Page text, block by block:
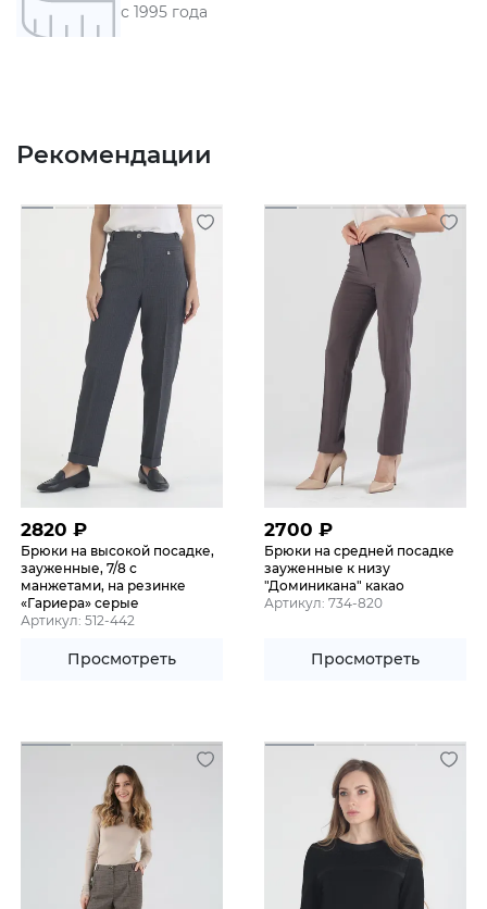
с 1995 года
Рекомендации
2820 ₽
Брюки на высокой посадке,
зауженные, 7/8 с
манжетами, на резинке
«Гариера» серые
Артикул: 512-442
Просмотреть
2700 ₽
Брюки на средней посадке
зауженные к низу
"Доминикана" какао
Артикул: 734-820
Просмотреть